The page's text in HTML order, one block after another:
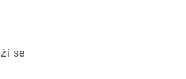
se